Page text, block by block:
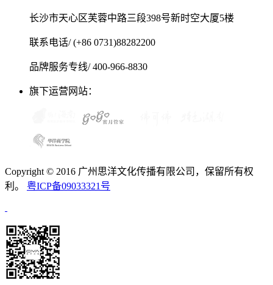
长沙市天心区芙蓉中路三段398号新时空大厦5楼
联系电话/ (+86 0731)88282200
品牌服务专线/ 400-966-8830
旗下运营网站：
Copyright © 2016 广州思洋文化传播有限公司，保留所有权
利。 粤ICP备09033321号